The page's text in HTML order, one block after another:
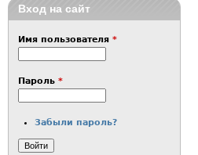
Вход на сайт
Имя пользователя *
Пароль *
Забыли пароль?